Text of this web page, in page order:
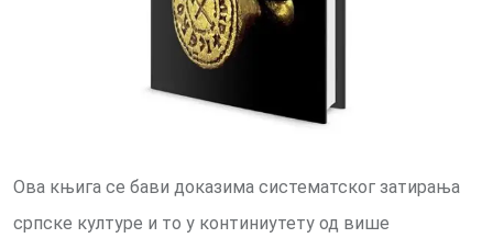
Ова књига се бави доказима систематског затирања
српске културе и то у континиутету од више